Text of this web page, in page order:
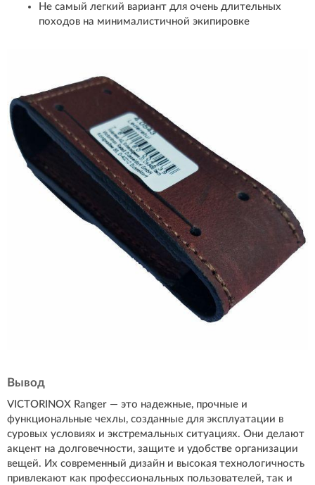
Не самый легкий вариант для очень длительных
походов на минималистичной экипировке
Вывод
VICTORINOX Ranger — это надежные, прочные и
функциональные чехлы, созданные для эксплуатации в
суровых условиях и экстремальных ситуациях. Они делают
акцент на долговечности, защите и удобстве организации
вещей. Их современный дизайн и высокая технологичность
привлекают как профессиональных пользователей, так и